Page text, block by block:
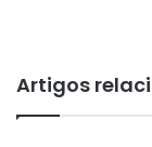
Artigos